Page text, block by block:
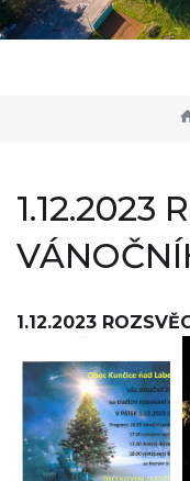
1.12.2023
1.12.2023